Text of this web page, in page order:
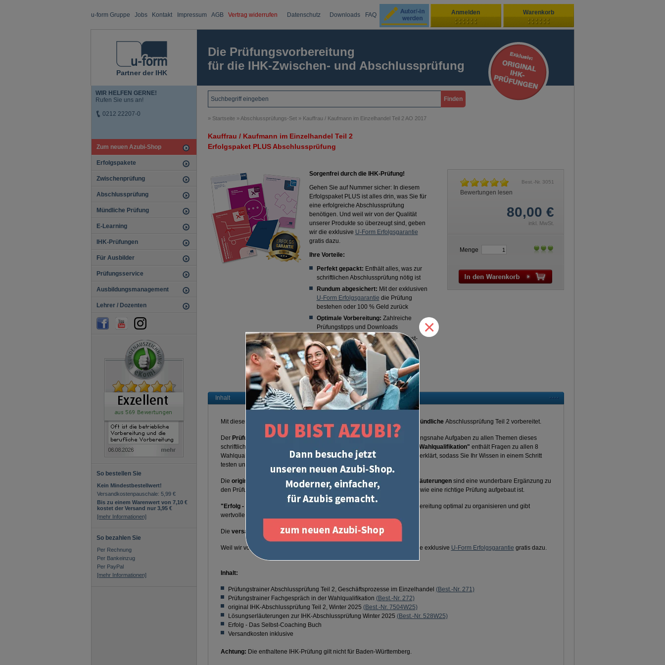
u-form Gruppe Jobs Kontakt Impressum AGB Vertrag widerrufen Datenschutz Downloads FAQ Anmelden Warenkorb
Ihr Warenkorb ist leer
Sie sind Neukunde?
Partner der IHK
Die Prüfungsvorbereitung
für die IHK-Zwischen- und Abschlussprüfung
WIR HELFEN GERNE!
Rufen Sie uns an!
0212 22207-0
Zum neuen Azubi-Shop
Erfolgspakete
Zwischenprüfung
Abschlussprüfung
Mündliche Prüfung
E-Learning
IHK-Prüfungen
Für Ausbilder
Prüfungsservice
Ausbildungsmanagement
Lehrer / Dozenten
So bestellen Sie
Kein Mindestbestellwert!
Versandkostenpauschale: 5,99 €
Bis zu einem Warenwert von 7,10 €
kostet der Versand nur 3,95 €
[mehr Informationen]
So bezahlen Sie
Per Rechnung
Per Bankeinzug
Per PayPal
[mehr Informationen]
» Startseite » Abschlussprüfungs-Set» Kauffrau / Kaufmann im Einzelhandel Teil 2 AO 2017
Kauffrau / Kaufmann im Einzelhandel Teil 2
Erfolgspaket PLUS Abschlussprüfung
Sorgenfrei durch die IHK-Prüfung!
Gehen Sie auf Nummer sicher: In diesem
Erfolgspaket PLUS ist alles drin, was Sie für
eine erfolgreiche Abschlussprüfung
benötigen. Und weil wir von der Qualität
unserer Produkte so überzeugt sind, geben
wir die exklusive U-Form Erfolgsgarantie
gratis dazu.
Ihre Vorteile:
Perfekt gepackt: Enthält alles, was zur
schriftlichen Abschlussprüfung nötig ist
Rundum abgesichert: Mit der exklusiven
U-Form Erfolgsgarantie die Prüfung
bestehen oder 100 % Geld zurück
Optimale Vorbereitung: Zahlreiche
Prüfungstipps und Downloads
Für Ihren Erfolg: "Erfolg - Das Selbst-
Coaching Buch"
Erfolgspakete sind exklusiv bei U-Form
erhältlich!
Best.-Nr. 3051
Bewertungen lesen
80,00 €
inkl. MwSt.
Menge
Inhalt
Mit diesem Erfolgspaket PLUS sind Sie bestens auf die mündlicheAbschlussprüfung Teil 2 vorbereitet.
Der Prüfungstrainer "Geschäftsprozesse im Einzelhandel"enthält prüfungsnahe Aufgaben zu allen Themen dieses
schriftlichen Prüfungsfaches. Der
Prüfungstrainer "Fachgespräch in der Wahlqualifikation" enthält Fragen zu allen 8
Wahlqualifikationen. In beiden Trainern werden die Lösungen ausführlich erklärt, sodass Sie Ihr Wissen in einem Schritt
testen und erweitern können.
Die original IHK-Abschlussprüfungund die dazu passenden Lösungserläuterungensind eine wunderbare Ergänzung zu
den Prüfungstrainern. So können Sie direkt den Ernstfall üben und sehen, wie eine richtige Prüfung aufgebaut ist.
"Erfolg - Das Selbst-Coaching Buch"
hilft Ihnen dabei, Ihre Prüfungsvorbereitung optimal zu organisieren und gibt
wertvolle Tipps.
Die versandkostenfreie Lieferungschont Ihr Budget.
Weil wir von der Qualität unserer Produkte so überzeugt sind, geben wir die exklusive U-Form Erfolgsgarantie gratis dazu.
Inhalt:
Prüfungstrainer Abschlussprüfung Teil 2, Geschäftsprozesse im Einzelhandel (Best.-Nr. 271)
Prüfungstrainer Fachgespräch in der Wahlqualifikation (Best.-Nr. 272)
original IHK-Abschlussprüfung Teil 2, Winter 2025 (Best.-Nr. 7504W25)
Lösungserläuterungen zur IHK-Abschlussprüfung Winter 2025 (Best.-Nr. 528W25)
Erfolg - Das Selbst-Coaching Buch
Versandkosten inklusive
Achtung: Die enthaltene IHK-Prüfung gilt nicht für Baden-Württemberg.
×